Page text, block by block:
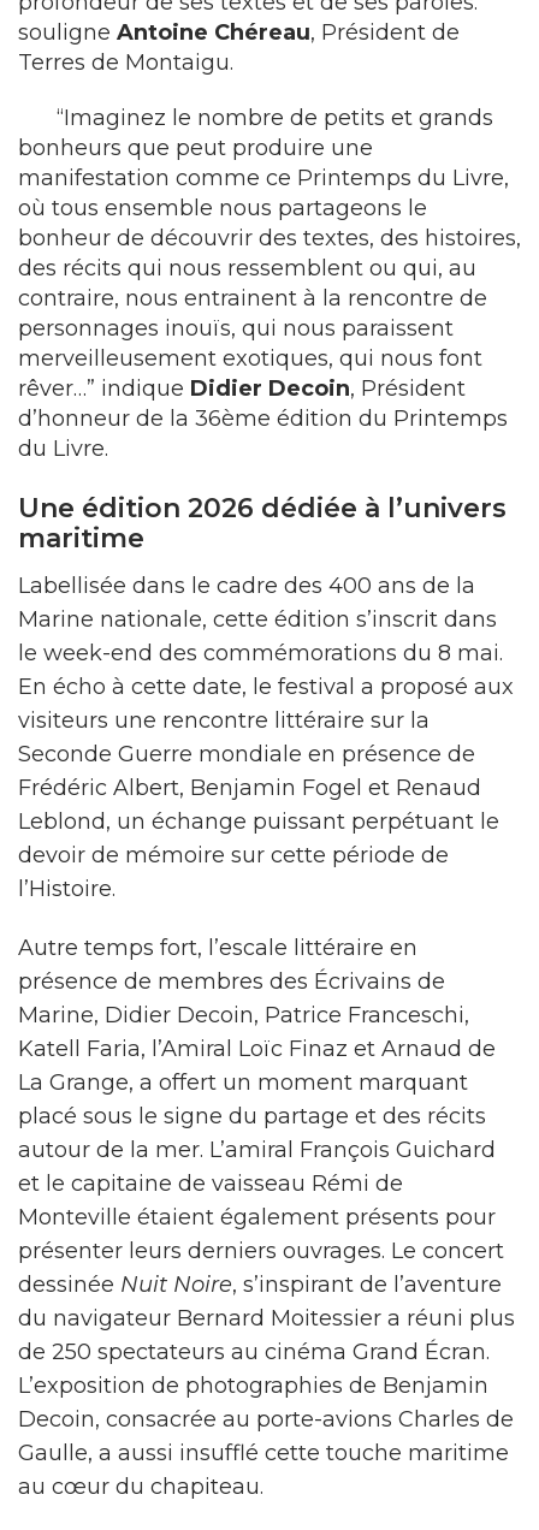
souligne Antoine Chéreau, Président de
Terres de Montaigu.
“Imaginez le nombre de petits et grands
bonheurs que peut produire une
manifestation comme ce Printemps du Livre,
où tous ensemble nous partageons le
bonheur de découvrir des textes, des histoires,
des récits qui nous ressemblent ou qui, au
contraire, nous entrainent à la rencontre de
personnages inouïs, qui nous paraissent
merveilleusement exotiques, qui nous font
rêver…” indique Didier Decoin, Président
d’honneur de la 36ème édition du Printemps
du Livre.
Une édition 2026 dédiée à l’univers
maritime
Labellisée dans le cadre des 400 ans de la
Marine nationale, cette édition s’inscrit dans
le week-end des commémorations du 8 mai.
En écho à cette date, le festival a proposé aux
visiteurs une rencontre littéraire sur la
Seconde Guerre mondiale en présence de
Frédéric Albert, Benjamin Fogel et Renaud
Leblond, un échange puissant perpétuant le
devoir de mémoire sur cette période de
l’Histoire.
Autre temps fort, l’escale littéraire en
présence de membres des Écrivains de
Marine, Didier Decoin, Patrice Franceschi,
Katell Faria, l’Amiral Loïc Finaz et Arnaud de
La Grange, a offert un moment marquant
placé sous le signe du partage et des récits
autour de la mer. L’amiral François Guichard
et le capitaine de vaisseau Rémi de
Monteville étaient également présents pour
présenter leurs derniers ouvrages. Le concert
dessinée Nuit Noire, s’inspirant de l’aventure
du navigateur Bernard Moitessier a réuni plus
de 250 spectateurs au cinéma Grand Écran.
L’exposition de photographies de Benjamin
Decoin, consacrée au porte-avions Charles de
Gaulle, a aussi insufflé cette touche maritime
au cœur du chapiteau.